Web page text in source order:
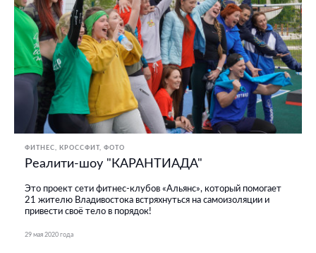
ФИТНЕС, КРОССФИТ ФОТО
Реалити-шоу "КАРАНТИАДА"
Это проект сети фитнес-клубов «Альянс», который помогает
21 жителю Владивостока встряхнуться на самоизоляции и
привести своё тело в порядок!
29 мая 2020 года